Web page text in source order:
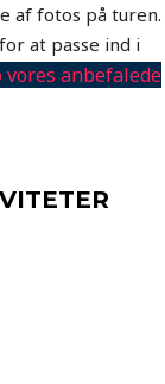
af fotos på turen.
at passe ind i
vores anbefalede